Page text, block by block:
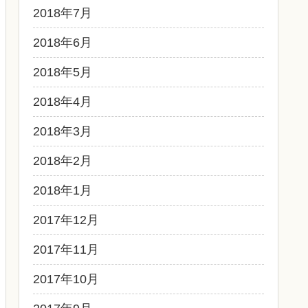
2018年7月
2018年6月
2018年5月
2018年4月
2018年3月
2018年2月
2018年1月
2017年12月
2017年11月
2017年10月